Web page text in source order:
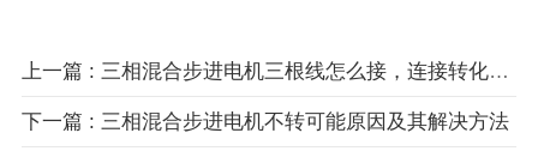
上一篇 : 三相混合步进电机三根线怎么接，连接转化为三根线的配置
下一篇 : 三相混合步进电机不转可能原因及其解决方法